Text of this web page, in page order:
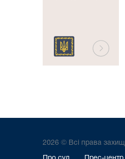
2026 © Всі права